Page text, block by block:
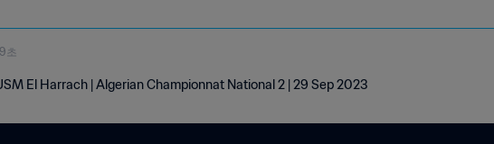
초
El Harrach | Algerian Championnat National 2 | 29 Sep 2023